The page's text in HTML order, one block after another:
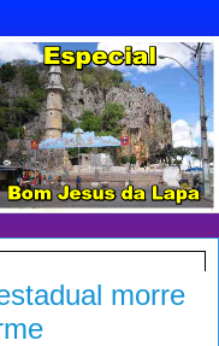
morre